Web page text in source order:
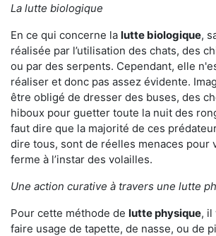
La lutte biologique
En ce qui concerne la lutte biologique,
réalisée par l’utilisation des chats, des
ou par des serpents. Cependant, elle
réaliser et donc pas assez évidente.
être obligé de dresser des buses, des
hiboux pour guetter toute la nuit des
faut dire que la majorité de ces
dire tous, sont de réelles menaces pour
ferme à l’instar des volailles.
Une action curative à travers une lutte
Pour cette méthode de lutte physique, il
faire usage de tapette, de nasse, ou de